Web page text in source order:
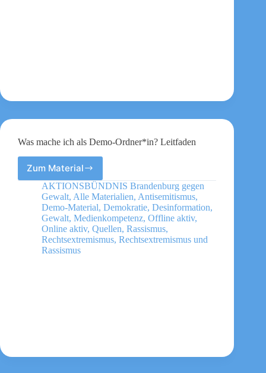
Was mache ich als Demo-Ordner*in? Leitfaden
Zum Material
Was
mache
ich
als
Demo-
Ordner*in?
Leitfaden
AKTIONSBÜNDNIS Brandenburg gegen
Gewalt, Alle Materialien, Antisemitismus,
Demo-Material, Demokratie, Desinformation,
Gewalt, Medienkompetenz, Offline aktiv,
Online aktiv, Quellen, Rassismus,
Rechtsextremismus, Rechtsextremismus und
Rassismus